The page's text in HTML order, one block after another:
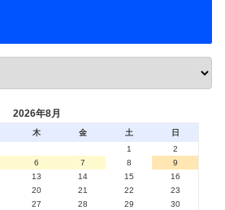
2026年8月
木 金 土
日
1
2
6 7 8
9
13 14 15
16
20 21 22
23
27 28 29
30